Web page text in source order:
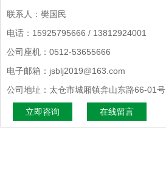
联系人：樊国民
电话：15925795666 / 13812924001
公司座机：0512-53655666
电子邮箱：jsblj2019@163.com
公司地址：太仓市城厢镇弇山东路66-01号
立即咨询 在线留言